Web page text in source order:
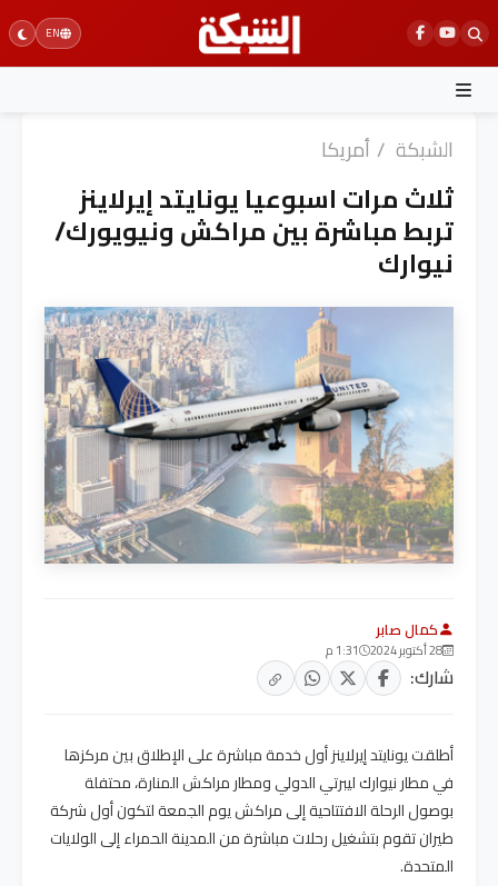
Skip
to
content
EN
الشبكة / أمريكا
ثلاث مرات اسبوعيا يونايتد إيرلاينز
تربط مباشرة بين مراكش ونيويورك/
نيوارك
كمال صابر
28 أكتوبر 2024 1:31 م
شارك:
أطلقت يونايتد إيرلاينز أول خدمة مباشرة على الإطلاق بين مركزها
في مطار نيوارك ليبرتي الدولي ومطار مراكش المنارة، محتفلة
بوصول الرحلة الافتتاحية إلى مراكش يوم الجمعة لتكون أول شركة
طيران تقوم بتشغيل رحلات مباشرة من المدينة الحمراء إلى الولايات
المتحدة.